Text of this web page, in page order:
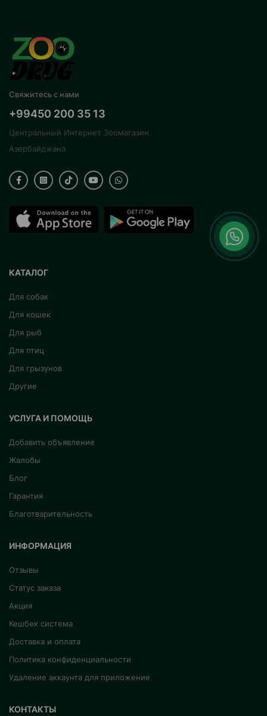
Свяжитесь с нами
+99450 200 35 13
Центральный Интернет Зоомагазин
Азербайджана
КАТАЛОГ
Для собак
Для кошек
Для рыб
Для птиц
Для грызунов
Другие
УСЛУГА И ПОМОЩЬ
Добавить объявление
Жалобы
Блог
Гарантия
Благотварительность
ИНФОРМАЦИЯ
Отзывы
Статус заказа
Акция
Кешбек система
Доставка и оплата
Политика конфиденциальности
Удаление аккаунта для приложение
КОНТАКТЫ